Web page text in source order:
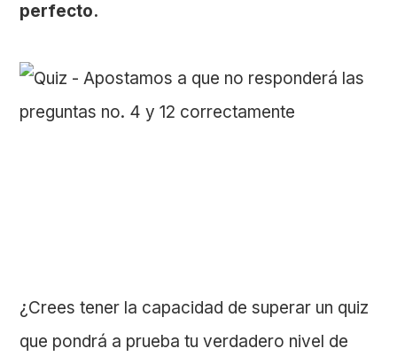
perfecto.
¿Crees tener la capacidad de superar un quiz
que pondrá a prueba tu verdadero nivel de